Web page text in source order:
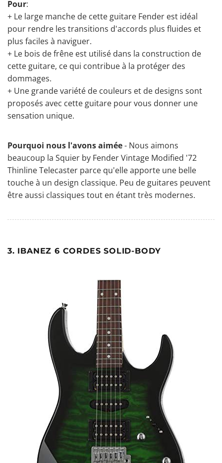
Pour:
+ Le large manche de cette guitare Fender est idéal
pour rendre les transitions d'accords plus fluides et
plus faciles à naviguer.
+ Le bois de frêne est utilisé dans la construction de
cette guitare, ce qui contribue à la protéger des
dommages.
+ Une grande variété de couleurs et de designs sont
proposés avec cette guitare pour vous donner une
sensation unique.
Pourquoi nous l'avons aimée- Nous aimons
beaucoup la Squier by Fender Vintage Modified '72
Thinline Telecaster parce qu'elle apporte une belle
touche à un design classique. Peu de guitares peuvent
être aussi classiques tout en étant très modernes.
3. IBANEZ 6 CORDES SOLID-BODY